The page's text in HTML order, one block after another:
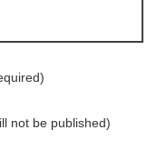
not be published)